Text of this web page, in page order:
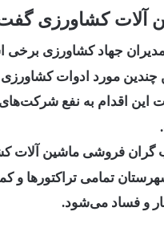
آلات کشاورزی
جهاد کشاورزی برخی
چندین مورد ادوات
اقدام به نفع شرکت‌های
گران فروشی ماشین آلات
تمامی تراکتورها
و فساد می‌شود.